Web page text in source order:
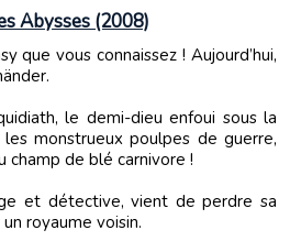
Abysses (2008)
le demi-dieu enfoui sous la
monstrueux poulpes de guerre,
champ de blé carnivore !
et détective, vient de perdre sa
royaume voisin.